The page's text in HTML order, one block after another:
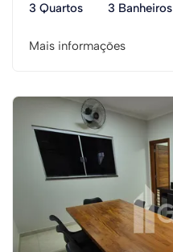
3 Quartos 3 Banheiros
Mais informações